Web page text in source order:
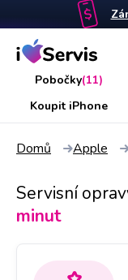
Pobočky(11)
Koupit iPhone
Domů Apple
Servisní
minut